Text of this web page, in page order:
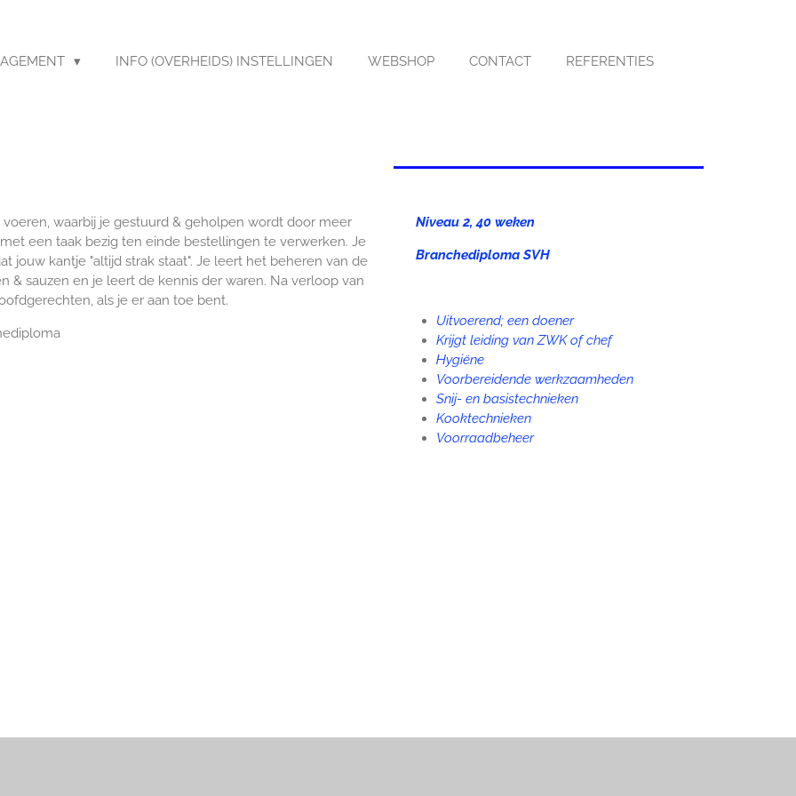
INFO (OVERHEIDS) INSTELLINGEN WEBSHOP CONTACT
REFERENTIES
waarbij je gestuurd & geholpen wordt door meer
een taak bezig ten einde bestellingen te verwerken. Je
jouw kantje "altijd strak staat". Je leert het beheren van de
& sauzen en je leert de kennis der waren. Na verloop van
als je er aan toe bent.
Niveau 2, 40 weken
Branchediploma SVH
Uitvoerend; een doener
Krijgt leiding van ZWK of chef
Hygiëne
Voorbereidende werkzaamheden
Snij- en basistechnieken
Kooktechnieken
Voorraadbeheer